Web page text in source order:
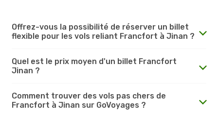
Offrez-vous la possibilité de réserver un billet
flexible pour les vols reliant Francfort à Jinan ?
Quel est le prix moyen d'un billet Francfort
Jinan ?
Comment trouver des vols pas chers de
Francfort à Jinan sur GoVoyages ?